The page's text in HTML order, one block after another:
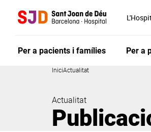
Per a pacients i famílies Per a
IniciActualitat
Actualitat